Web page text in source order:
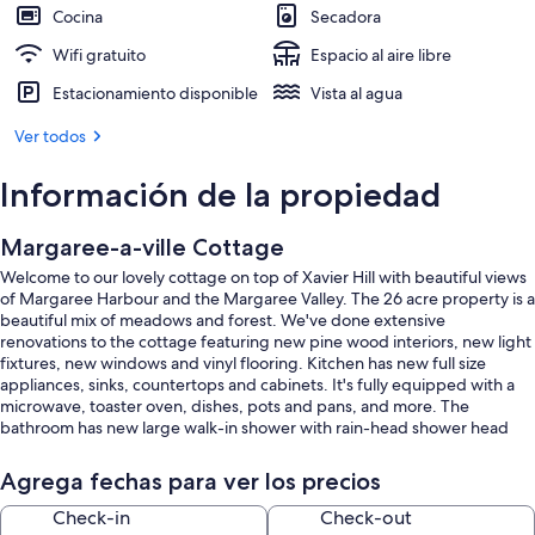
Cocina
Secadora
Wifi gratuito
Espacio al aire libre
Estacionamiento disponible
Vista al agua
Ver todos
Información de la propiedad
Margaree-a-ville Cottage
Welcome to our lovely cottage on top of Xavier Hill with beautiful views
of Margaree Harbour and the Margaree Valley. The 26 acre property is a
beautiful mix of meadows and forest. We've done extensive
renovations to the cottage featuring new pine wood interiors, new light
fixtures, new windows and vinyl flooring. Kitchen has new full size
appliances, sinks, countertops and cabinets. It's fully equipped with a
microwave, toaster oven, dishes, pots and pans, and more. The
bathroom has new large walk-in shower with rain-head shower head
bed in the 2 cozy bedrooms and there is a private den with an oak roll
top desk and a single size daybed. Fresh linen, towels, pillows and
blankets are supplied. The cabin has all the comforts of home with high
Agrega fechas para ver los precios
Check-in Check-out